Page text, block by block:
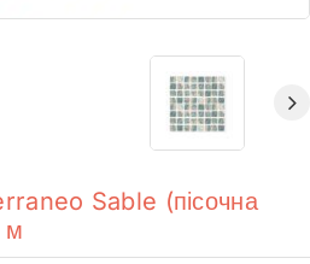
Sable (пісочна
м